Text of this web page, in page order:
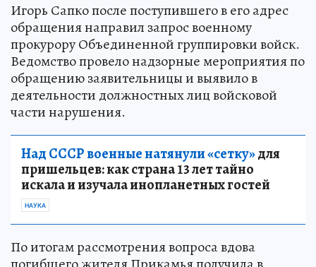
Игорь Сапко после поступившего в его адрес
обращения направил запрос военному
прокурору Объединенной группировки войск.
Ведомство провело надзорные мероприятия по
обращению заявительницы и выявило в
деятельности должностных лиц войсковой
части нарушения.
Над СССР военные натянули «сетку»для
пришельцев: как страна 13 лет тайно
искала и изучала инопланетных гостей
НАУКА
По итогам рассмотрения вопроса вдова